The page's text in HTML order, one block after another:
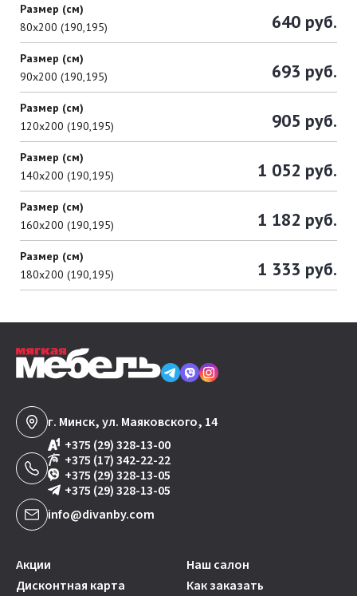
Размер (см)
80х200 (190,195)
640 руб.
Размер (см)
90х200 (190,195)
693 руб.
Размер (см)
120х200 (190,195)
905 руб.
Размер (см)
140х200 (190,195)
1 052 руб.
Размер (см)
160х200 (190,195)
1 182 руб.
Размер (см)
180х200 (190,195)
1 333 руб.
г. Минск, ул. Маяковского, 14
+375 (29) 328-13-00
+375 (17) 342-22-22
+375 (29) 328-13-05
+375 (29) 328-13-05
info@divanby.com
Акции
Наш салон
Дисконтная карта
Как заказать